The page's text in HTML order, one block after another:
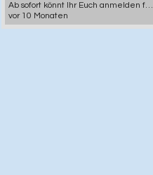
Ab sofort könnt Ihr Euch anmelden für die Busfahrt zum Turtle Run 2026. Es ist ein RETRO nach 10 Jahren.
vor 10 Monaten